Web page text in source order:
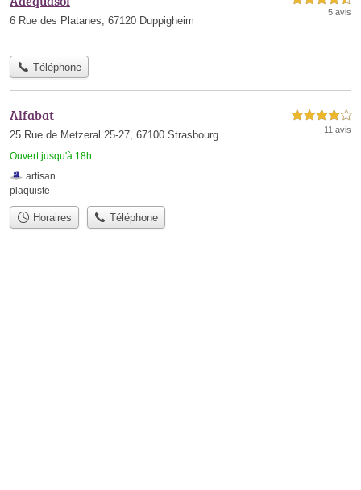
6 Rue des Platanes, 67120 Duppigheim
5 avis
Téléphone
Alfabat
25 Rue de Metzeral 25-27, 67100 Strasbourg
Ouvert jusqu'à 18h
4,0 étoiles sur 5
11 avis
artisan
plaquiste
Horaires Téléphone